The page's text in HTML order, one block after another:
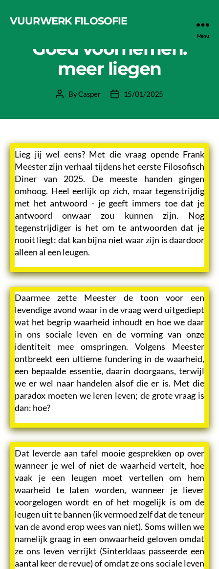
VUURWERK FILOSOFIE
Menu
Categories
HET FILOSOFISCH DINER
Goed voornemen:
meer liegen
PostByCasper
Post15/01/2025
Lieg jij wel eens? Met die vraag opende Frank
Meester zijn verhaal tijdens het eerste Filosofisch
Diner van 2025. De meeste handen gingen
omhoog. Heel eerlijk op zich, maar tegenstrijdig
met het antwoord - je geeft immers toe dat je
antwoord onwaar zou kunnen zijn. Nog
tegenstrijdiger is het om te antwoorden dat je
nooit liegt: dat kan bijna niet waar zijn is daardoor
alleen al een leugen.
Daarmee zette Meester de toon voor een
levendige avond waar in de vraag werd uitgediept
wat het begrip waarheid inhoudt en hoe we daar
in ons sociale leven en de vorming van onze
identiteit mee omspringen. Volgens Meester
ontbreekt een ultieme fundering in de waarheid,
een bepaalde essentie, daarin doorgaans, terwijl
we er wel naar handelen alsof die er is. Met die
paradox moeten we leren leven; de grote vraag is
dan: hoe?
Dat leverde aan tafel mooie gesprekken op over
wanneer je wel of niet de waarheid vertelt, hoe
vaak je een leugen moet vertellen om hem
waarheid te laten worden, wanneer je liever
voorgelogen wordt en of het mogelijk is om de
leugen uit te bannen (ik vermoed zelf dat de teneur
van de avond erop wees van niet). Soms willen we
namelijk graag in een onwaarheid geloven omdat
ze ons leven verrijkt (Sinterklaas passeerde een
aantal keer de revue) of omdat ze ons sociale leven